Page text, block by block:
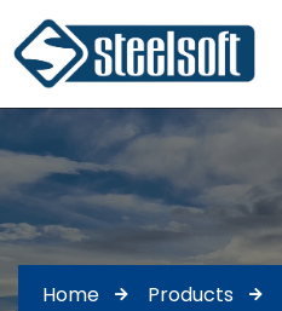
Home
Products